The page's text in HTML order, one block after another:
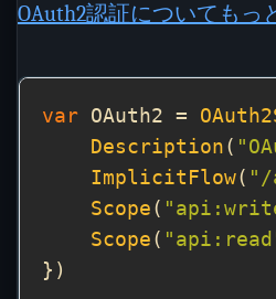
OAuth2認証についてもっ
var OAuth2 =
Description (
ImplicitFlow( "/
Scope (
Scope (